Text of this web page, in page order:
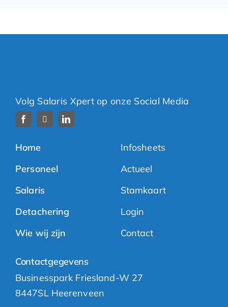
Volg Salaris Xpert op onze Social Media
Home
Personeel
Salaris
Detachering
Wie wij zijn
Infosheets
Actueel
Stamkaart
Login
Contact
Contactgegevens
Businesspark Friesland-W 27
8447SL Heerenveen